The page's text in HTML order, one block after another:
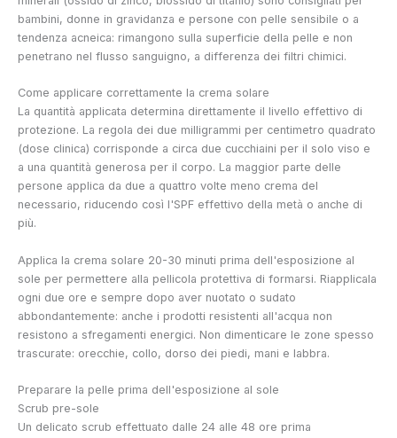
bambini, donne in gravidanza e persone con pelle sensibile o a
tendenza acneica: rimangono sulla superficie della pelle e non
penetrano nel flusso sanguigno, a differenza dei filtri chimici.
Come applicare correttamente la crema solare
La quantità applicata determina direttamente il livello effettivo di
protezione. La regola dei due milligrammi per centimetro quadrato
(dose clinica) corrisponde a circa due cucchiaini per il solo viso e
a una quantità generosa per il corpo. La maggior parte delle
persone applica da due a quattro volte meno crema del
necessario, riducendo così l'SPF effettivo della metà o anche di
più.
Applica la crema solare 20-30 minuti prima dell'esposizione al
sole per permettere alla pellicola protettiva di formarsi. Riapplicala
ogni due ore e sempre dopo aver nuotato o sudato
abbondantemente: anche i prodotti resistenti all'acqua non
resistono a sfregamenti energici. Non dimenticare le zone spesso
trascurate: orecchie, collo, dorso dei piedi, mani e labbra.
Preparare la pelle prima dell'esposizione al sole
Scrub pre-sole
Un delicato scrub effettuato dalle 24 alle 48 ore prima